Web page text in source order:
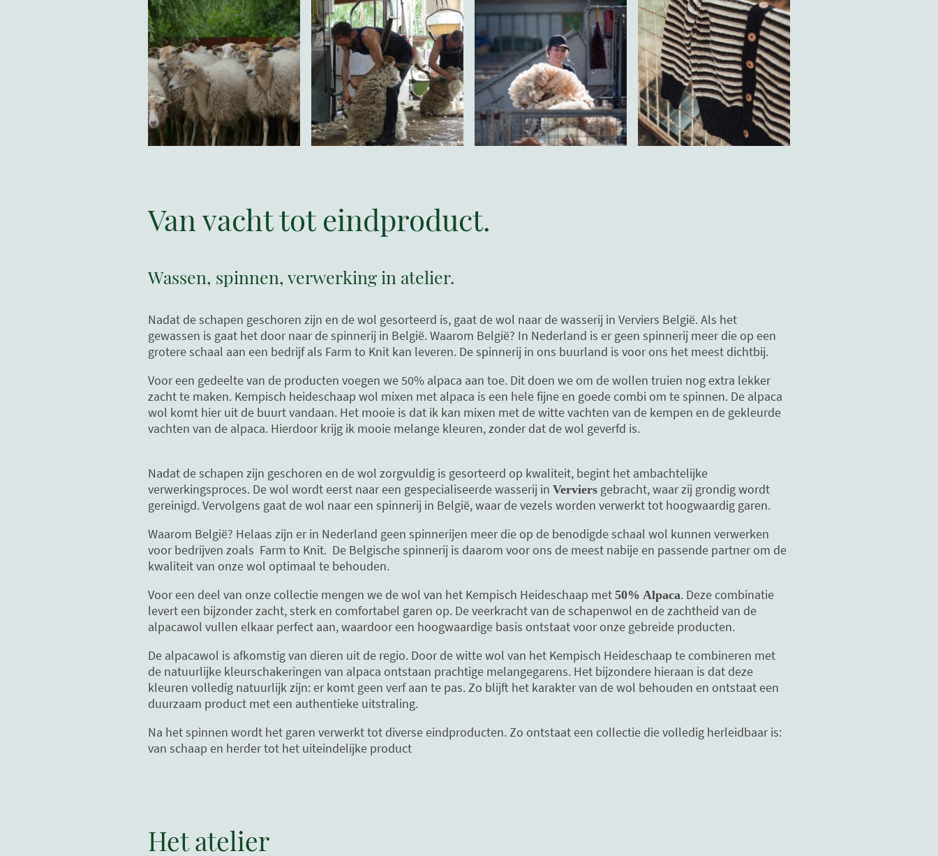
Van vacht tot eindproduct.
Wassen, spinnen, verwerking in atelier.
Nadat de schapen geschoren zijn en de wol gesorteerd is, gaat de wol naar de wasserij in Verviers België. Als het
gewassen is gaat het door naar de spinnerij in België. Waarom België? In Nederland is er geen spinnerij meer die op een
grotere schaal aan een bedrijf als Farm to Knit kan leveren. De spinnerij in ons buurland is voor ons het meest dichtbij.
Voor een gedeelte van de producten voegen we 50% alpaca aan toe. Dit doen we om de wollen truien nog extra lekker
zacht te maken. Kempisch heideschaap wol mixen met alpaca is een hele fijne en goede combi om te spinnen. De alpaca
wol komt hier uit de buurt vandaan. Het mooie is dat ik kan mixen met de witte vachten van de kempen en de gekleurde
vachten van de alpaca. Hierdoor krijg ik mooie melange kleuren, zonder dat de wol geverfd is.
Nadat de schapen zijn geschoren en de wol zorgvuldig is gesorteerd op kwaliteit, begint het ambachtelijke
verwerkingsproces. De wol wordt eerst naar een gespecialiseerde wasserij in Verviers gebracht, waar zij grondig wordt
gereinigd. Vervolgens gaat de wol naar een spinnerij in België, waar de vezels worden verwerkt tot hoogwaardig garen.
Waarom België? Helaas zijn er in Nederland geen spinnerijen meer die op de benodigde schaal wol kunnen verwerken
voor bedrijven zoals Farm to Knit. De Belgische spinnerij is daarom voor ons de meest nabije en passende partner om de
kwaliteit van onze wol optimaal te behouden.
Voor een deel van onze collectie mengen we de wol van het Kempisch Heideschaap met 50% Alpaca. Deze combinatie
levert een bijzonder zacht, sterk en comfortabel garen op. De veerkracht van de schapenwol en de zachtheid van de
alpacawol vullen elkaar perfect aan, waardoor een hoogwaardige basis ontstaat voor onze gebreide producten.
De alpacawol is afkomstig van dieren uit de regio. Door de witte wol van het Kempisch Heideschaap te combineren met
de natuurlijke kleurschakeringen van alpaca ontstaan prachtige melangegarens. Het bijzondere hieraan is dat deze
kleuren volledig natuurlijk zijn: er komt geen verf aan te pas. Zo blijft het karakter van de wol behouden en ontstaat een
duurzaam product met een authentieke uitstraling.
Na het spinnen wordt het garen verwerkt tot diverse eindproducten. Zo ontstaat een collectie die volledig herleidbaar is:
van schaap en herder tot het uiteindelijke product
Het atelier